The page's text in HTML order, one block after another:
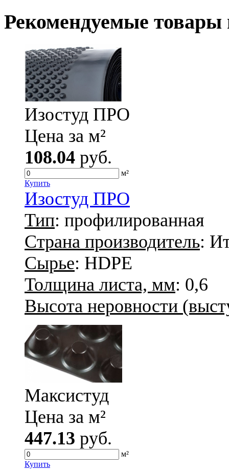
Рекомендуемые товары
Изостуд ПРО
Цена за м²
108.04 руб.
м²
Купить
Изостуд ПРО
Тип: профилированная
Страна производитель:
Сырье: HDPE
Толщина листа, мм: 0,6
Высота неровности
Максистуд
Цена за м²
447.13 руб.
м²
Купить